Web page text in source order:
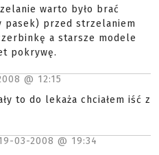
warto było brać
pasek) przed strzelaniem
a starsze modele
pokrywę.
@ 12:15
to do lekaża chciałem iść z
03-2008 @ 19:34